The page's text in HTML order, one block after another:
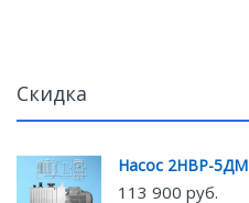
Скидка
Насос 2НВР-5ДМ
113 900 руб.